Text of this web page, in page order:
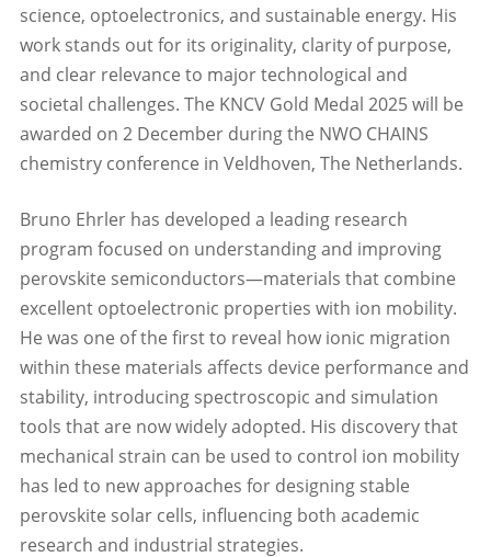
science, optoelectronics, and sustainable energy. His
work stands out for its originality, clarity of purpose,
and clear relevance to major technological and
societal challenges. The KNCV Gold Medal 2025 will be
awarded on 2 December during the NWO CHAINS
chemistry conference in Veldhoven, The Netherlands.
Bruno Ehrler has developed a leading research
program focused on understanding and improving
perovskite semiconductors—materials that combine
excellent optoelectronic properties with ion mobility.
He was one of the first to reveal how ionic migration
within these materials affects device performance and
stability, introducing spectroscopic and simulation
tools that are now widely adopted. His discovery that
mechanical strain can be used to control ion mobility
has led to new approaches for designing stable
perovskite solar cells, influencing both academic
research and industrial strategies.